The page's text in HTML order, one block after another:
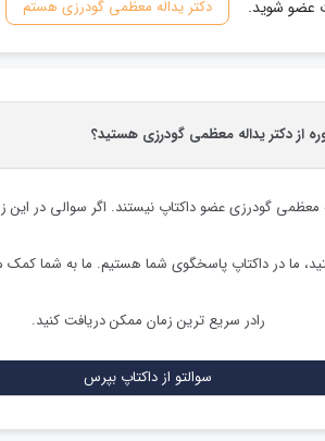
عضو شوید. دکتر یداله معظمی گودرزی هستم
از دکتر یداله معظمی گودرزی هستید؟
معظمی گودرزیعضو داکتاپ نیستند. اگر سوالی در این
ما در داکتاپ پاسخگوی شما هستیم. ما به شما کمک
رادر سریع ترین زمان ممکن دریافت کنید.
سوالتو از داکتاپ بپرس